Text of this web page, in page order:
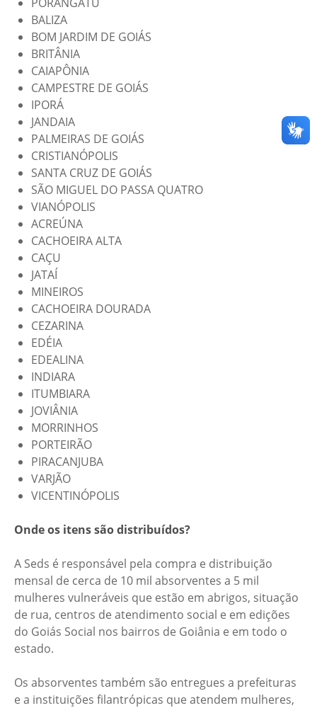
BALIZA
BOM JARDIM DE GOIÁS
BRITÂNIA
CAIAPÔNIA
CAMPESTRE DE GOIÁS
IPORÁ
JANDAIA
PALMEIRAS DE GOIÁS
CRISTIANÓPOLIS
SANTA CRUZ DE GOIÁS
SÃO MIGUEL DO PASSA QUATRO
VIANÓPOLIS
ACREÚNA
CACHOEIRA ALTA
CAÇU
JATAÍ
MINEIROS
CACHOEIRA DOURADA
CEZARINA
EDÉIA
EDEALINA
INDIARA
ITUMBIARA
JOVIÂNIA
MORRINHOS
PORTEIRÃO
PIRACANJUBA
VARJÃO
VICENTINÓPOLIS
Onde os itens são distribuídos?
A Seds é responsável pela compra e distribuição
mensal de cerca de 10 mil absorventes a 5 mil
mulheres vulneráveis que estão em abrigos, situação
de rua, centros de atendimento social e em edições
do Goiás Social nos bairros de Goiânia e em todo o
estado.
Os absorventes também são entregues a prefeituras
e a instituições filantrópicas que atendem mulheres,